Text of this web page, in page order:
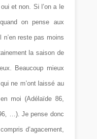
et non. Si l’on a le
on pense aux
reste pas moins
la saison de
Beaucoup mieux
ne m’ont laissé au
moi (Adélaïde 86,
…). Je pense donc
d’agacement,